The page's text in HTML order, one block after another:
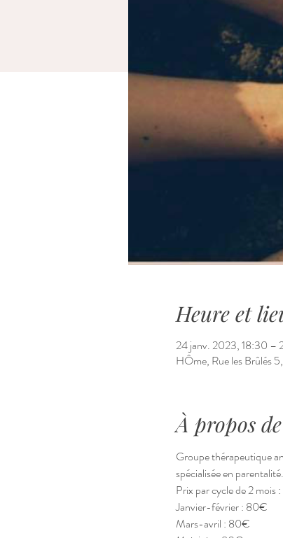
Heure et
24 janv. 2023, 18:30 –
HÔme, Rue les Brûlés
À propos
Groupe thérapeutique
spécialisée en parentalité.
Prix par cycle de 2 mois
Janvier-février : 80€
Mars-avril : 80€